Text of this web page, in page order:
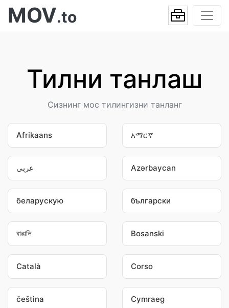
MOV.to
Тилни танлаш
Сизнинг мос тилингизни танланг
Afrikaans አማርኛ
عربى Azərbaycan
беларускую български
বাঙালি Bosanski
Català Corso
čeština Cymraeg